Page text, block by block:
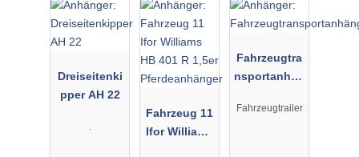
Dreiseitenki
pper AH 22
.
Fahrzeug 11
Ifor Williams
Fahrzeugtra
nsportanhän
Fahrzeugtrailer